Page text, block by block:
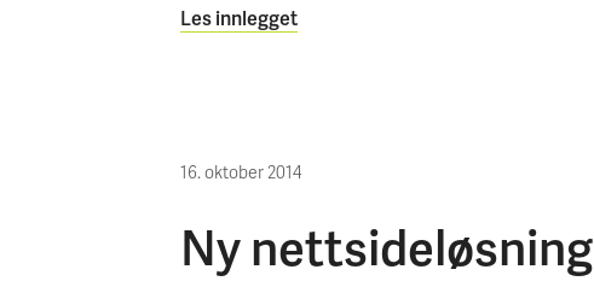
Les innlegget
16. oktober 2014
Ny nettsideløsning